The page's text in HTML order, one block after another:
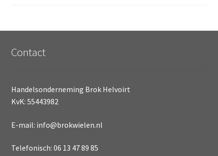
Contact
Handelsonderneming Brok Helvoirt
KvK: 55443982
E-mail: info@brokwielen.nl
Telefonisch: 06 13 47 89 85